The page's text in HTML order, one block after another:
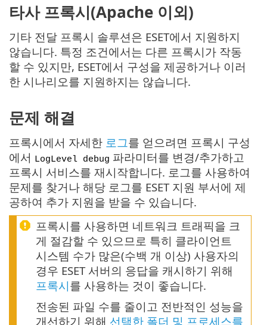
타사 프록시(Apache 이외)
기타 전달 프록시 솔루션은 ESET에서 지원하지
않습니다. 특정 조건에서는 다른 프록시가 작동
할 수 있지만, ESET에서 구성을 제공하거나 이러
한 시나리오를 지원하지는 않습니다.
문제 해결
프록시에서 자세한 로그를 얻으려면 프록시 구성
에서 LogLevel debug 파라미터를 변경/추가하고
프록시 서비스를 재시작합니다. 로그를 사용하여
문제를 찾거나 해당 로그를 ESET 지원 부서에 제
공하여 추가 지원을 받을 수 있습니다.
프록시를 사용하면 네트워크 트래픽을 크
게 절감할 수 있으므로 특히 클라이언트
시스템 수가 많은(수백 개 이상) 사용자의
경우 ESET 서버의 응답을 캐시하기 위해
프록시를 사용하는 것이 좋습니다.
전송된 파일 수를 줄이고 전반적인 성능을
개선하기 위해 선택한 폴더 및 프로세스를